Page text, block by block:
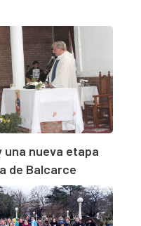
una nueva etapa
de Balcarce